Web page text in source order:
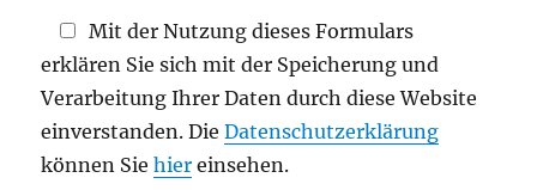
e
e
r
Mit der Nutzung dieses Formulars
erklären Sie sich mit der Speicherung und
Verarbeitung Ihrer Daten durch diese Website
einverstanden. DieDatenschutzerklärung
können Siehier einsehen.